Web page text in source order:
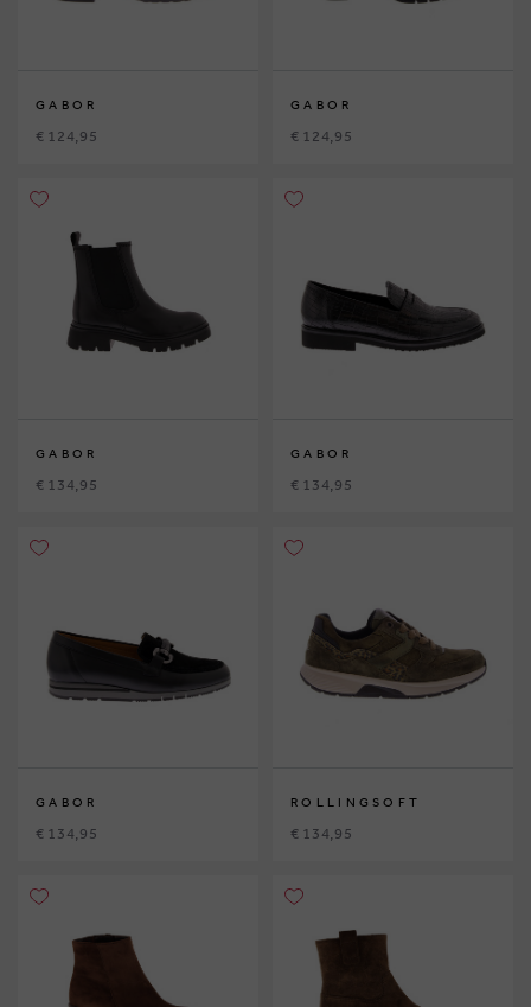
GABOR
€ 124,95
GABOR
€ 124,95
GABOR
€ 134,95
GABOR
€ 134,95
GABOR
€ 134,95
ROLLINGSOFT
€ 134,95